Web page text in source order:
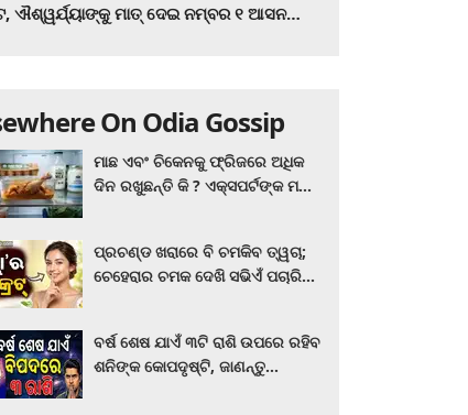
ଐଶ୍ୱର୍ଯ୍ୟାଙ୍କୁ ମାତ୍‌ ଦେଇ ନମ୍ବର ୧ ଆସନ
On Odia Gossip
ମାଛ ଏବଂ ଚିକେନକୁ ଫ୍ରିଜରେ ଅଧିକ
ଦିନ ରଖୁଛନ୍ତି କି ? ଏକ୍ସପର୍ଟଙ୍କ ମତ
ପ୍ରଚଣ୍ଡ ଖରାରେ ବି ଚମକିବ ତ୍ୱଚା;
ଚେହେରାର ଚମକ ଦେଖି ସଭିଏଁ ପଚାରିବେ
ବର୍ଷ ଶେଷ ଯାଏଁ ୩ଟି ରାଶି ଉପରେ ରହିବ
ଶନିଙ୍କ କୋପଦୃଷ୍ଟି, ଜାଣନ୍ତୁ